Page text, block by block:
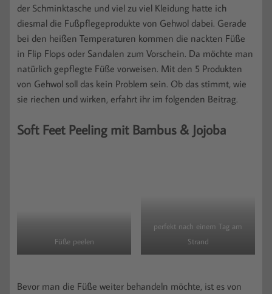
der Schminktasche und viel zu viel Kleidung hatte ich
diesmal die Fußpflegeprodukte von Gehwol dabei. Gerade
bei den heißen Temperaturen kommen die nackten Füße
in Flip Flops oder Sandalen zum Vorschein. Da möchte man
natürlich gepflegte Füße vorweisen. Mit den 5 Produkten
von Gehwol soll das kein Problem sein. Ob das stimmt, wie
sie riechen und wirken, erfahrt ihr im folgenden Beitrag.
Soft Feet Peeling mit Bambus & Jojoba
Füße peelen
perfekt nach einem Tag am
Strand
Bevor man die Füße weiter behandeln möchte, ist es von